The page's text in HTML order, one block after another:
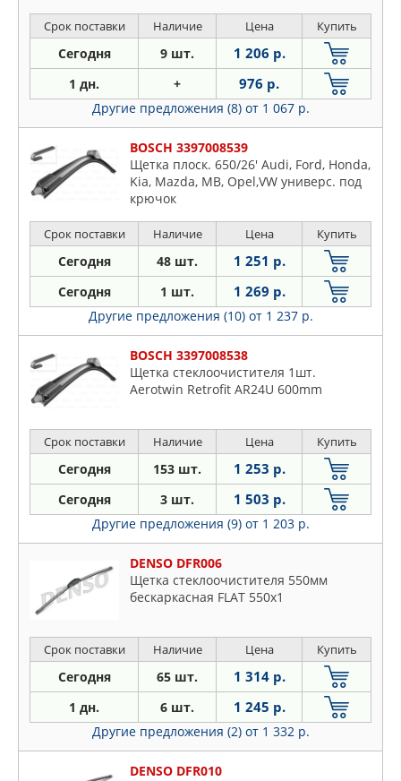
(16mm+19mm+верхнее
крепление),крепление на плоский
рычаг
Срок поставки Наличие Цена Купить
Сегодня 9 шт. 1 206 р.
1 дн. + 976 р.
Другие предложения (8) от 1 067 р.
BOSCH 3397008539
Щетка плоск. 650/26' Audi, Ford, Honda,
Kia, Mazda, MB, Opel,VW универс. под
крючок
Срок поставки Наличие Цена Купить
Сегодня 48 шт. 1 251 р.
Сегодня 1 шт. 1 269 р.
Другие предложения (10) от 1 237 р.
BOSCH 3397008538
Щетка стеклоочистителя 1шт.
Aerotwin Retrofit AR24U 600mm
Срок поставки Наличие Цена Купить
Сегодня 153 шт. 1 253 р.
Сегодня 3 шт. 1 503 р.
Другие предложения (9) от 1 203 р.
DENSO DFR006
Щетка стеклоочистителя 550мм
бескаркасная FLAT 550x1
Срок поставки Наличие Цена Купить
Сегодня 65 шт. 1 314 р.
1 дн. 6 шт. 1 245 р.
Другие предложения (2) от 1 332 р.
DENSO DFR010